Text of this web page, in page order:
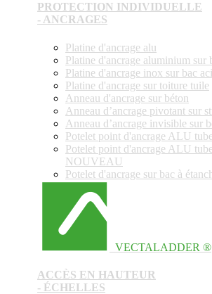
PROTECTION INDIVIDUELLE
- ANCRAGES
Platine d'ancrage alu
Platine d'ancrage aluminium sur
Platine d'ancrage inox sur bac
Platine d'ancrage sur toiture tuile
Anneau d'ancrage sur béton
Anneau d’ancrage pivotant sur
Anneau d’ancrage invisible sur
Potelet point d'ancrage ALU
Potelet point d'ancrage ALU
NOUVEAU
Potelet d'ancrage sur bac à
VECTALADDER ®
ACCÈS EN HAUTEUR
- ÉCHELLES